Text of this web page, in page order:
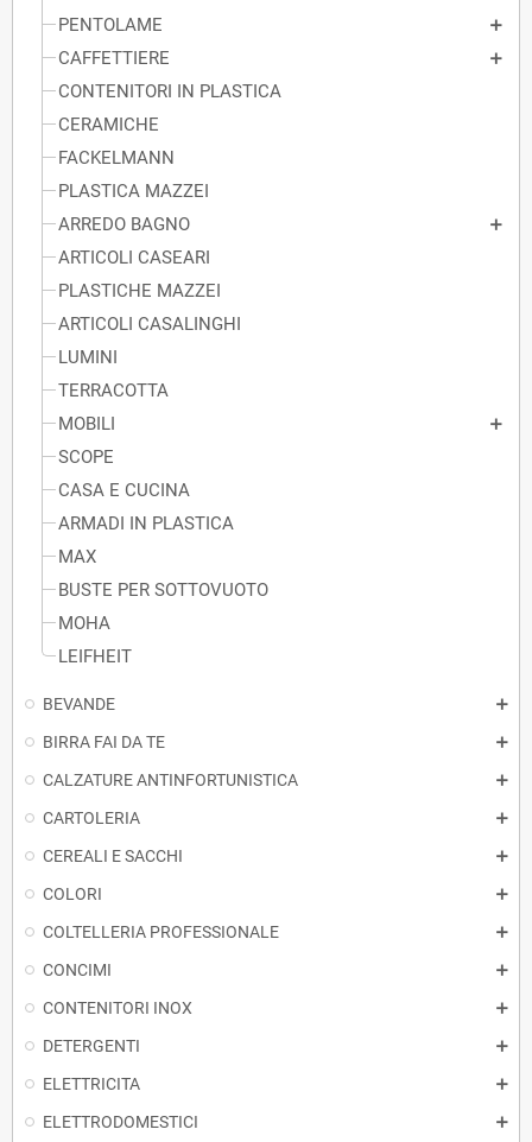
PENTOLAME
CAFFETTIERE
CONTENITORI IN PLASTICA
CERAMICHE
FACKELMANN
PLASTICA MAZZEI
ARREDO BAGNO
ARTICOLI CASEARI
PLASTICHE MAZZEI
ARTICOLI CASALINGHI
LUMINI
TERRACOTTA
MOBILI
SCOPE
CASA E CUCINA
ARMADI IN PLASTICA
MAX
BUSTE PER SOTTOVUOTO
MOHA
LEIFHEIT
BEVANDE
BIRRA FAI DA TE
CALZATURE ANTINFORTUNISTICA
CARTOLERIA
CEREALI E SACCHI
COLORI
COLTELLERIA PROFESSIONALE
CONCIMI
CONTENITORI INOX
DETERGENTI
ELETTRICITA
ELETTRODOMESTICI